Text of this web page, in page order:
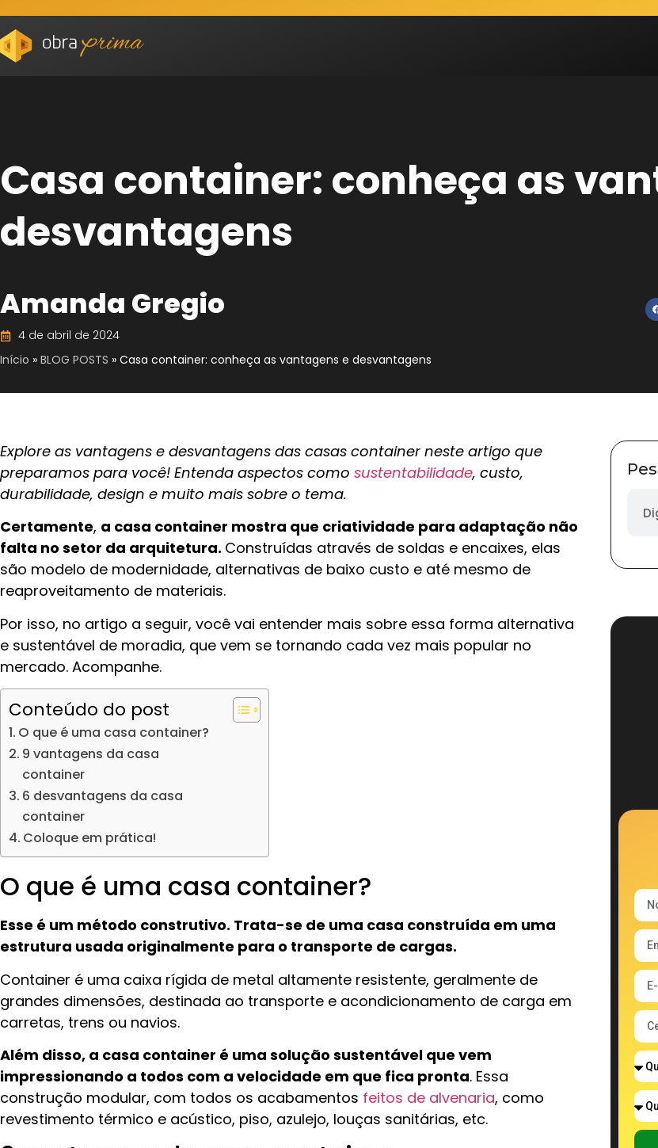
Casa container: conheça as
desvantagens
Amanda Gregio
4 de abril de 2024
Início » BLOG POSTS » Casa container: conheça as vantagens e desvantagens
Explore as vantagens e desvantagens das casas container neste artigo que
preparamos para você! Entenda aspectos como sustentabilidade, custo,
durabilidade, design e muito mais sobre o tema.
Certamente, a casa container mostra que criatividade para adaptação não
falta no setor da arquitetura. Construídas através de soldas e encaixes, elas
são modelo de modernidade, alternativas de baixo custo e até mesmo de
reaproveitamento de materiais.
Por isso, no artigo a seguir, você vai entender mais sobre essa forma alternativa
e sustentável de moradia, que vem se tornando cada vez mais popular no
mercado. Acompanhe.
Conteúdo do post
O que é uma casa container?
9 vantagens da casa
container
6 desvantagens da casa
container
Coloque em prática!
O que é uma casa container?
Esse é um método construtivo. Trata-se de uma casa construída em uma
estrutura usada originalmente para o transporte de cargas.
Container é uma caixa rígida de metal altamente resistente, geralmente de
grandes dimensões, destinada ao transporte e acondicionamento de carga em
carretas, trens ou navios.
Além disso, a casa container é uma solução sustentável que vem
impressionando a todos com a velocidade em que fica pronta. Essa
construção modular, com todos os acabamentos feitos de alvenaria, como
revestimento térmico e acústico, piso, azulejo, louças sanitárias, etc.